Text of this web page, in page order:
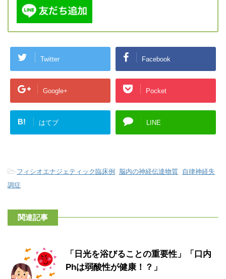
Twitter Facebook
Google+ Pocket
B! はてブ LINE
-フィシオエナジェティック臨床例 , 脳内の神経伝達物質, 自律神経失
調症
関連記事
「日光を浴びることの重要性」「口内
Phは弱酸性が健康！？」